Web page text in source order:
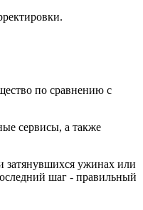
по сравнению с
сервисы, а также
затянувшихся ужинах или
шаг - правильный